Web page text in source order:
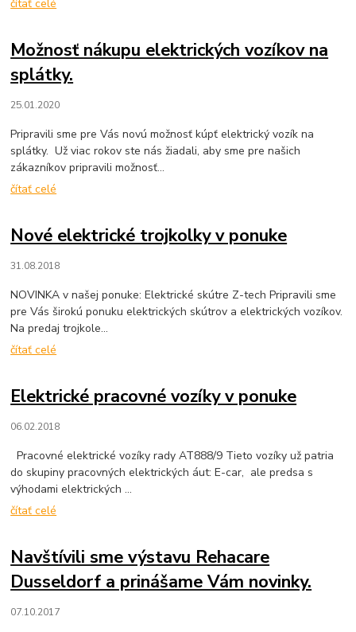
čítať celé
Možnosť nákupu elektrických vozíkov na
splátky.
25.01.2020
Pripravili sme pre Vás novú možnosť kúpť elektrický vozík na
splátky. Už viac rokov ste nás žiadali, aby sme pre našich
zákazníkov pripravili možnosť...
čítať celé
Nové elektrické trojkolky v ponuke
31.08.2018
NOVINKA v našej ponuke: Elektrické skútre Z-tech Pripravili sme
pre Vás širokú ponuku elektrických skútrov a elektrických vozíkov.
Na predaj trojkole...
čítať celé
Elektrické pracovné vozíky v ponuke
06.02.2018
Pracovné elektrické vozíky rady AT888/9 Tieto vozíky už patria
do skupiny pracovných elektrických áut: E-car, ale predsa s
výhodami elektrických ...
čítať celé
Navštívili sme výstavu Rehacare
Dusseldorf a prinášame Vám novinky.
07.10.2017